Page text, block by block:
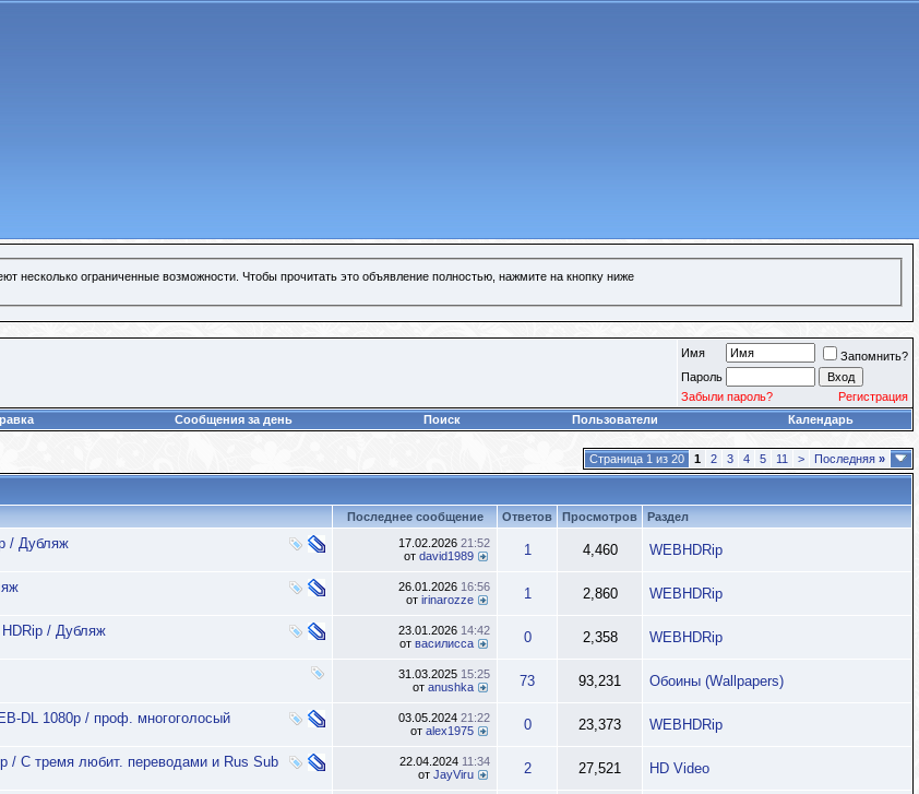
несколько ограниченные возможности. Чтобы прочитать это объявление полностью, нажмите на кнопку ниже
Имя
Запомнить?
Пароль
Забыли пароль?
Регистрация
Сообщения за день Поиск Пользователи Календарь
Страница 1 из 20 1 2 3 4 5 11 > Последняя »
Последнее сообщение Ответов Просмотров Раздел
/ Дубляж 17.02.2026 21:52
от david1989 1 4,460 WEBHDRip
26.01.2026 16:56
от irinarozze 1 2,860 WEBHDRip
/ Дубляж 23.01.2026 14:42
от василисса 0 2,358 WEBHDRip
31.03.2025 15:25
от anushka 73 93,231 Обоины (Wallpapers)
DL 1080p / проф. многоголосый 03.05.2024 21:22
от alex1975 0 23,373 WEBHDRip
/ C тремя любит. переводами и Rus Sub 22.04.2024 11:34
от JayViru 2 27,521 HD Video